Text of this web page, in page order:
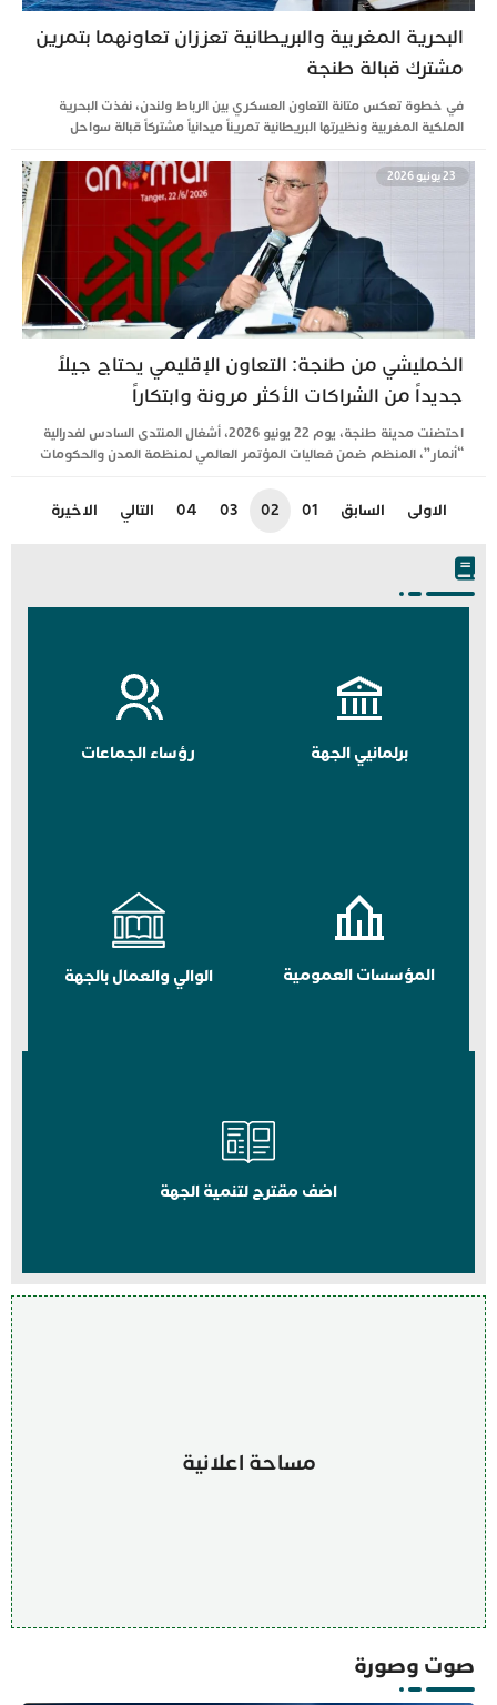
البحرية المغربية والبريطانية تعززان تعاونهما بتمرين
مشترك قبالة طنجة
في خطوة تعكس متانة التعاون العسكري بين الرباط ولندن، نفذت البحرية
الملكية المغربية ونظيرتها البريطانية تمريناً ميدانياً مشتركاً قبالة سواحل
الخمليشي من طنجة: التعاون الإقليمي يحتاج جيلاً
جديداً من الشراكات الأكثر مرونة وابتكاراً
احتضنت مدينة طنجة، يوم 22 يونيو 2026، أشغال المنتدى السادس لفدرالية
“أنمار”، المنظم ضمن فعاليات المؤتمر العالمي لمنظمة المدن والحكومات
الاولى السابق 01
02
03
04 التالي الاخيرة
برلمانيي الجهة رؤساء الجماعات
المؤسسات العمومية الوالي والعمال بالجهة
اضف مقترح لتنمية الجهة
مساحة اعلانية
صوت وصورة